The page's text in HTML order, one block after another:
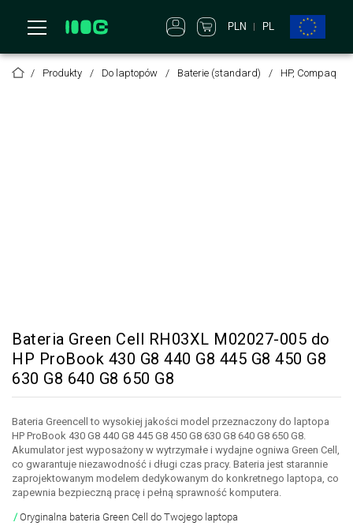
PLN PL
Produkty Do laptopów Baterie (standard) HP, Compaq
Bateria Green Cell RH03XL M02027-005 do
HP ProBook 430 G8 440 G8 445 G8 450 G8
630 G8 640 G8 650 G8
Bateria Greencell to wysokiej jakości model przeznaczony do laptopa
HP ProBook 430 G8 440 G8 445 G8 450 G8 630 G8 640 G8 650 G8.
Akumulator jest wyposażony w wytrzymałe i wydajne ogniwa Green Cell,
co gwarantuje niezawodność i długi czas pracy. Bateria jest starannie
zaprojektowanym modelem dedykowanym do konkretnego laptopa, co
zapewnia bezpieczną pracę i pełną sprawność komputera.
Oryginalna bateria Green Cell do Twojego laptopa